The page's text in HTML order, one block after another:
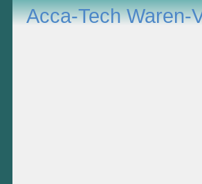
Acca-Tech Waren-